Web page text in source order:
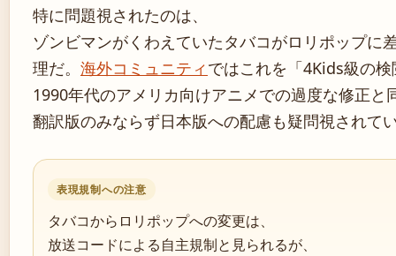
特に問題視されたのは、
ゾンビマンがくわえていたタバコがロリポップに
理だ。 海外コミュニティではこれを「4Kids級の
1990年代のアメリカ向けアニメでの過度な修正と
翻訳版のみならず日本版への配慮も疑問視されて
表現規制への注意
タバコからロリポップへの変更は、
放送コードによる自主規制と見られるが、